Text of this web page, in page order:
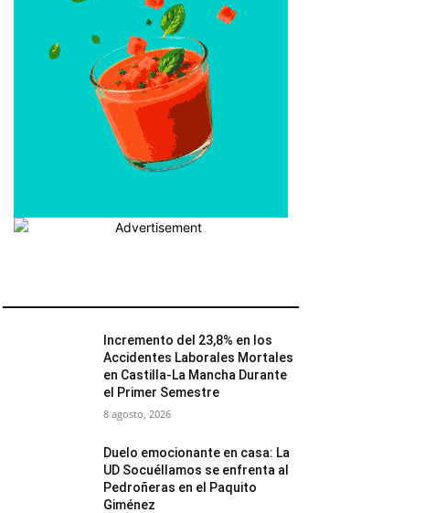
Incremento del 23,8% en los
Accidentes Laborales Mortales
en Castilla-La Mancha Durante
el Primer Semestre
8 agosto, 2026
Duelo emocionante en casa: La
UD Socuéllamos se enfrenta al
Pedroñeras en el Paquito
Giménez